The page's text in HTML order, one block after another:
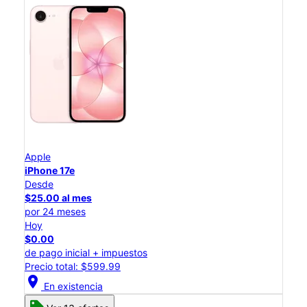
Apple
iPhone 17e
Desde
$25.00 al mes
por 24 meses
Hoy
$0.00
de pago inicial + impuestos
Precio total: $599.99
location_on En existencia